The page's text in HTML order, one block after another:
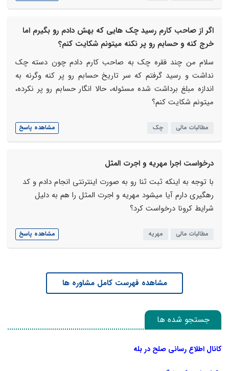
اگر از صاحب کارم رسید چک هایی که بهش دادم رو بگیرم اما
خرج کنه و حسابم رو پر نکنه میتونم شکایت کنم؟
سلام من چند فقره چک به صاحب کارم دادم چون دسته چک
نداشت و رسید گرفتم که سر تاریخ حسابم رو پر کنه وگرنه به
اندازه مبلغ برداشت شده مسئوله، حالا انگار حسابم رو پر نکرده،
میتونم شکایت کنم؟
مطالبات مالی چک مشاهده پاسخ
درخواست اجرا مهریه و اجرت المثل
با توجه به اینکه ثبت ثنا رو به صورت اینترنتی انجام دادم و کد
رهگیری دارم آیا میشود مهریه و اجرت المثل را هم به دلیل
شرایط کرونا درخواست کرد؟
مطالبات مالی مهریه مشاهده پاسخ
مشاهده فهرست کامل مشاوره ها
جستجو شده ها
کانال اطلاع رسانی صلح در بله